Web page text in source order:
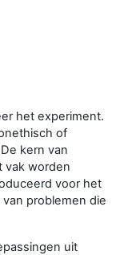
het experiment.
of
kern van
vak worden
voor het
problemen die
uit